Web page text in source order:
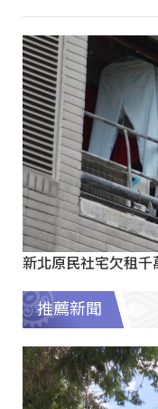
新北原民社宅欠租
推薦新聞